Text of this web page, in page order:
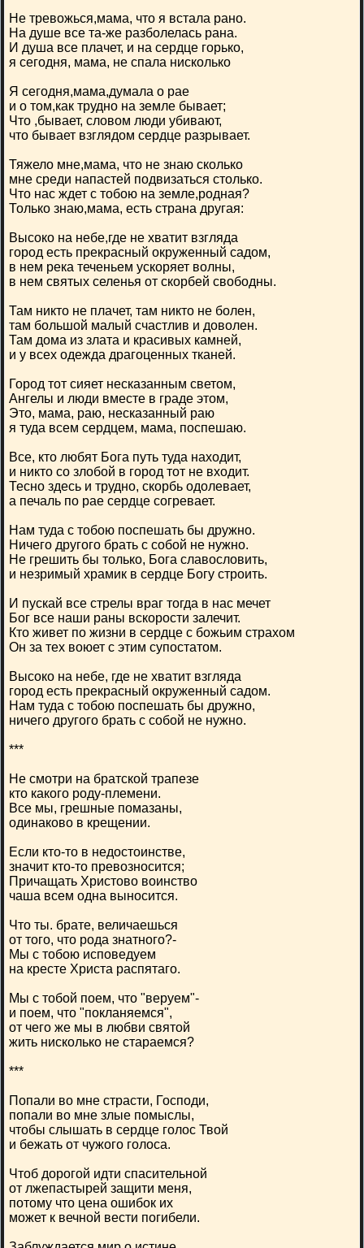
Не тревожься,мама, что я встала рано.
На душе все та-же разболелась рана.
И душа все плачет, и на сердце горько,
я сегодня, мама, не спала нисколько
Я сегодня,мама,думала о рае
и о том,как трудно на земле бывает;
Что ,бывает, словом люди убивают,
что бывает взглядом сердце разрывает.
Тяжело мне,мама, что не знаю сколько
мне среди напастей подвизаться столько.
Что нас ждет с тобою на земле,родная?
Только знаю,мама, есть страна другая:
Высоко на небе,где не хватит взгляда
город есть прекрасный окруженный садом,
в нем река теченьем ускоряет волны,
в нем святых селенья от скорбей свободны.
Там никто не плачет, там никто не болен,
там большой малый счастлив и доволен.
Там дома из злата и красивых камней,
и у всех одежда драгоценных тканей.
Город тот сияет несказанным светом,
Ангелы и люди вместе в граде этом,
Это, мама, раю, несказанный раю
я туда всем сердцем, мама, поспешаю.
Все, кто любят Бога путь туда находит,
и никто со злобой в город тот не входит.
Тесно здесь и трудно, скорбь одолевает,
а печаль по рае сердце согревает.
Нам туда с тобою поспешать бы дружно.
Ничего другого брать с собой не нужно.
Не грешить бы только, Бога славословить,
и незримый храмик в сердце Богу строить.
И пускай все стрелы враг тогда в нас мечет
Бог все наши раны вскорости залечит.
Кто живет по жизни в сердце с божьим страхом
Он за тех воюет с этим супостатом.
Высоко на небе, где не хватит взгляда
город есть прекрасный окруженный садом.
Нам туда с тобою поспешать бы дружно,
ничего другого брать с собой не нужно.
***
Не смотри на братской трапезе
кто какого роду-племени.
Все мы, грешные помазаны,
одинаково в крещении.
Если кто-то в недостоинстве,
значит кто-то превозносится;
Причащать Христово воинство
чаша всем одна выносится.
Что ты. брате, величаешься
от того, что рода знатного?-
Мы с тобою исповедуем
на кресте Христа распятаго.
Мы с тобой поем, что "веруем"-
и поем, что "покланяемся",
от чего же мы в любви святой
жить нисколько не стараемся?
***
Попали во мне страсти, Господи,
попали во мне злые помыслы,
чтобы слышать в сердце голос Твой
и бежать от чужого голоса.
Чтоб дорогой идти спасительной
от лжепастырей защити меня,
потому что цена ошибок их
может к вечной вести погибели.